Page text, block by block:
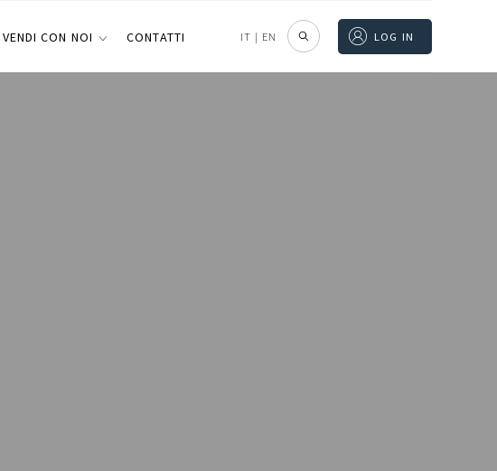
VENDI CON NOI CONTATTI IT | EN LOG IN